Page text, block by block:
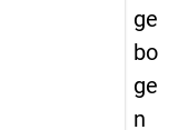
ge
bo
ge
n